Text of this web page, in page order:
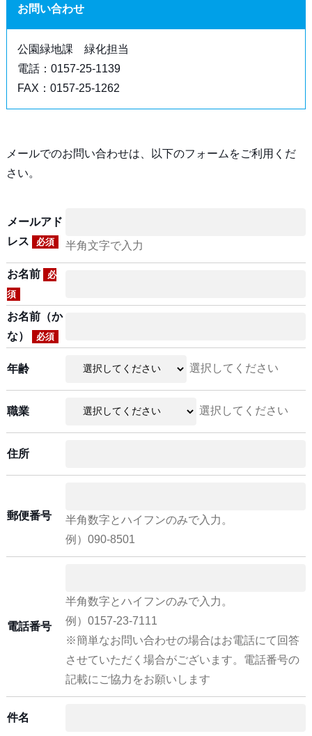
お問い合わせ
公園緑地課 緑化担当
電話：0157-25-1139
FAX：0157-25-1262
メールでのお問い合わせは、以下のフォームをご利用くだ
さい。
メールアド
レス
必須 半角文字で入力
お名前
必
須
お名前（か
な）
必須
年齢 選択してください
職業 選択してください
住所
郵便番号
半角数字とハイフンのみで入力。
例）090-8501
電話番号
半角数字とハイフンのみで入力。
例）0157-23-7111
※簡単なお問い合わせの場合はお電話にて回答
させていただく場合がございます。電話番号の
記載にご協力をお願いします
件名